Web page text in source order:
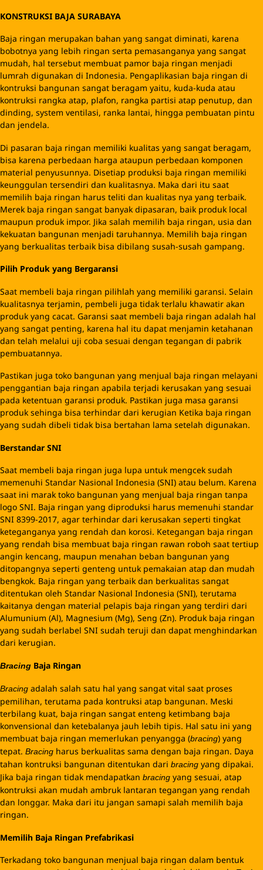
KONSTRUKSI BAJA SURABAYA
Baja ringan merupakan bahan yang sangat diminati, karena
bobotnya yang lebih ringan serta pemasanganya yang sangat
mudah, hal tersebut membuat pamor baja ringan menjadi
lumrah digunakan di Indonesia. Pengaplikasian baja ringan di
kontruksi bangunan sangat beragam yaitu, kuda-kuda atau
kontruksi rangka atap, plafon, rangka partisi atap penutup, dan
dinding, system ventilasi, ranka lantai, hingga pembuatan pintu
dan jendela.
Di pasaran baja ringan memiliki kualitas yang sangat beragam,
bisa karena perbedaan harga ataupun perbedaan komponen
material penyusunnya. Disetiap produksi baja ringan memiliki
keunggulan tersendiri dan kualitasnya. Maka dari itu saat
memilih baja ringan harus teliti dan kualitas nya yang terbaik.
Merek baja ringan sangat banyak dipasaran, baik produk local
maupun produk impor. Jika salah memilih baja ringan, usia dan
kekuatan bangunan menjadi taruhannya. Memilih baja ringan
yang berkualitas terbaik bisa dibilang susah-susah gampang.
Pilih Produk yang Bergaransi
Saat membeli baja ringan pilihlah yang memiliki garansi. Selain
kualitasnya terjamin, pembeli juga tidak terlalu khawatir akan
produk yang cacat. Garansi saat membeli baja ringan adalah hal
yang sangat penting, karena hal itu dapat menjamin ketahanan
dan telah melalui uji coba sesuai dengan tegangan di pabrik
pembuatannya.
Pastikan juga toko bangunan yang menjual baja ringan melayani
penggantian baja ringan apabila terjadi kerusakan yang sesuai
pada ketentuan garansi produk. Pastikan juga masa garansi
produk sehinga bisa terhindar dari kerugian Ketika baja ringan
yang sudah dibeli tidak bisa bertahan lama setelah digunakan.
Berstandar SNI
Saat membeli baja ringan juga lupa untuk mengcek sudah
memenuhi Standar Nasional Indonesia (SNI) atau belum. Karena
saat ini marak toko bangunan yang menjual baja ringan tanpa
logo SNI. Baja ringan yang diproduksi harus memenuhi standar
SNI 8399-2017, agar terhindar dari kerusakan seperti tingkat
keteganganya yang rendah dan korosi. Ketegangan baja ringan
yang rendah bisa membuat baja ringan rawan roboh saat tertiup
angin kencang, maupun menahan beban bangunan yang
ditopangnya seperti genteng untuk pemakaian atap dan mudah
bengkok. Baja ringan yang terbaik dan berkualitas sangat
ditentukan oleh Standar Nasional Indonesia (SNI), terutama
kaitanya dengan material pelapis baja ringan yang terdiri dari
Alumunium (Al), Magnesium (Mg), Seng (Zn). Produk baja ringan
yang sudah berlabel SNI sudah teruji dan dapat menghindarkan
dari kerugian.
Bracing Baja Ringan
Bracing adalah salah satu hal yang sangat vital saat proses
pemilihan, terutama pada kontruksi atap bangunan. Meski
terbilang kuat, baja ringan sangat enteng ketimbang baja
konvensional dan ketebalanya jauh lebih tipis. Hal satu ini yang
membuat baja ringan memerlukan penyangga (bracing) yang
tepat. Bracing harus berkualitas sama dengan baja ringan. Daya
tahan kontruksi bangunan ditentukan dari bracing yang dipakai.
Jika baja ringan tidak mendapatkan bracing yang sesuai, atap
kontruksi akan mudah ambruk lantaran tegangan yang rendah
dan longgar. Maka dari itu jangan samapi salah memilih baja
ringan.
Memilih Baja Ringan Prefabrikasi
Terkadang toko bangunan menjual baja ringan dalam bentuk